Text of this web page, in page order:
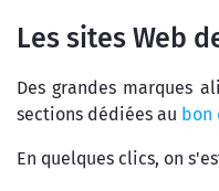
Les sites Web
Des grandes marques
sections dédiées au bon
En quelques clics, on